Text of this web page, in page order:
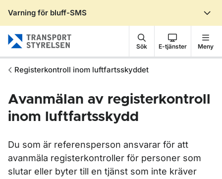
Varning för bluff-SMS
Sök E-tjänster Meny
Registerkontroll inom luftfartsskyddet
Avanmälan av registerkontroll
inom luftfartsskydd
Du som är referensperson ansvarar för att
avanmäla registerkontroller för personer som
slutar eller byter till en tjänst som inte kräver